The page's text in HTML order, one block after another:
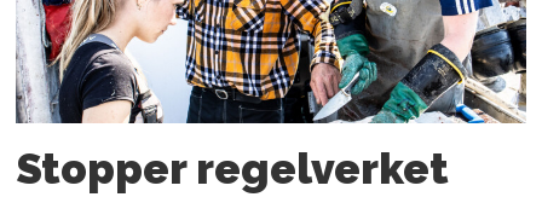
Stopper regelverket